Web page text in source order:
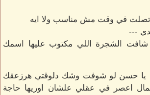
في وقت مش مناسب ولا ايه
---
الشجرة اللي مكتوب عليها اسمك
يا حسن لو شوفت وشك دلوقتي هرزعقك
اعصر في عقلي علشان اوريها حاجة